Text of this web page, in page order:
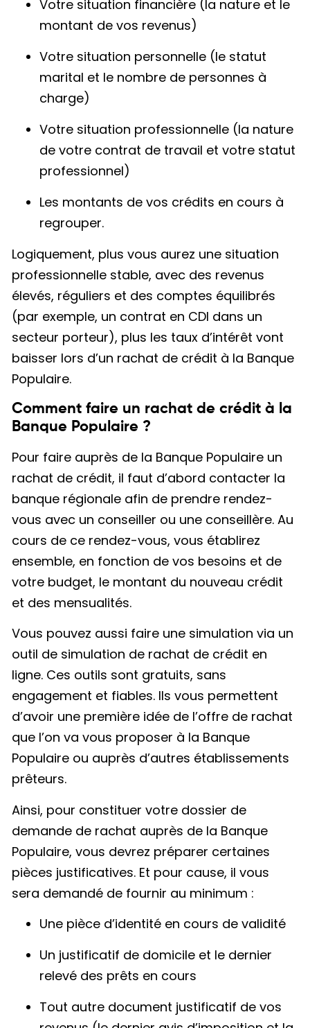
Votre situation financière (la nature et le
montant de vos revenus)
Votre situation personnelle (le statut
marital et le nombre de personnes à
charge)
Votre situation professionnelle (la nature
de votre contrat de travail et votre statut
professionnel)
Les montants de vos crédits en cours à
regrouper.
Logiquement, plus vous aurez une situation
professionnelle stable, avec des revenus
élevés, réguliers et des comptes équilibrés
(par exemple, un contrat en CDI dans un
secteur porteur), plus les taux d’intérêt vont
baisser lors d’un rachat de crédit à la Banque
Populaire.
Comment faire un rachat de crédit à la
Banque Populaire ?
Pour faire auprès de la Banque Populaire un
rachat de crédit, il faut d’abord contacter la
banque régionale afin de prendre rendez-
vous avec un conseiller ou une conseillère. Au
cours de ce rendez-vous, vous établirez
ensemble, en fonction de vos besoins et de
votre budget, le montant du nouveau crédit
et des mensualités.
Vous pouvez aussi faire une simulation via un
outil de simulation de rachat de crédit en
ligne. Ces outils sont gratuits, sans
engagement et fiables. Ils vous permettent
d’avoir une première idée de l’offre de rachat
que l’on va vous proposer à la Banque
Populaire ou auprès d’autres établissements
prêteurs.
Ainsi, pour constituer votre dossier de
demande de rachat auprès de la Banque
Populaire, vous devrez préparer certaines
pièces justificatives. Et pour cause, il vous
sera demandé de fournir au minimum :
Une pièce d’identité en cours de validité
Un justificatif de domicile et le dernier
relevé des prêts en cours
Tout autre document justificatif de vos